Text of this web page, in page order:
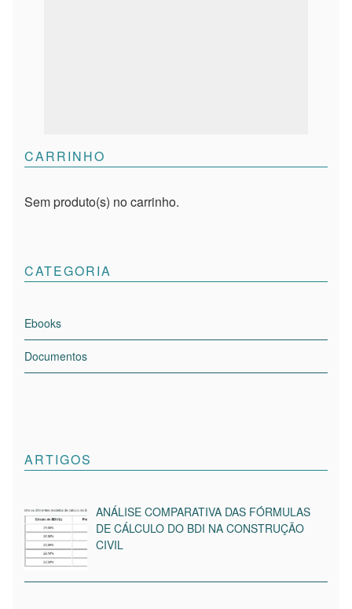
CARRINHO
Sem produto(s) no carrinho.
CATEGORIA
Ebooks
Documentos
ARTIGOS
ANÁLISE COMPARATIVA DAS FÓRMULAS
DE CÁLCULO DO BDI NA CONSTRUÇÃO
CIVIL